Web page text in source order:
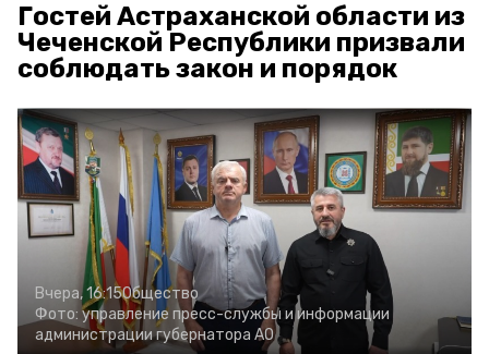
Гостей Астраханской области из
Чеченской Республики призвали
соблюдать закон и порядок
Вчера, 16:15Общество
Фото: управление пресс-службы и информации
администрации губернатора АО